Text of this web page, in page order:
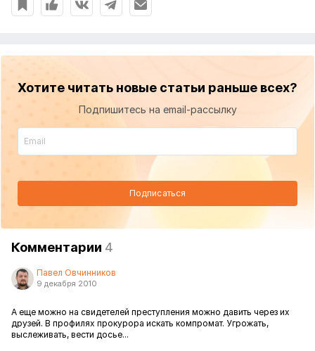
Хотите читать новые статьи раньше всех?
Подпишитесь на email-рассылку
Подписаться
Комментарии 4
Павел Овчинников
9 декабря 2010
А еще можно на свидетелей преступления можно давить через их
друзей. В профилях прокурора искать компромат. Угрожать,
выслеживать, вести досье...